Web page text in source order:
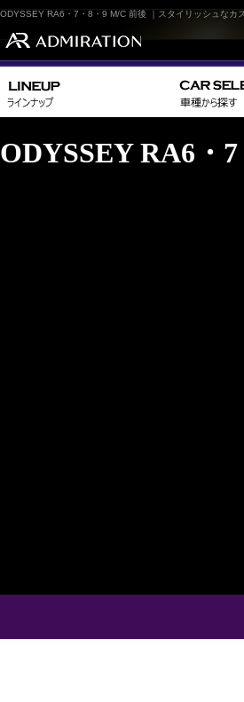
ODYSSEY RA6・7・8・9 M/C 前後 ｜スタイリッシュなカ
ODYSSEY RA6・